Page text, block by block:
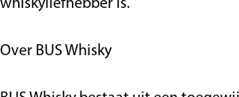
na
s
m
n
e
e
p
whiskyliefhebber is.
Over BUS Whisky